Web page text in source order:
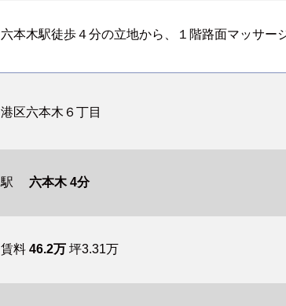
六本木駅徒歩４分の立地から、１階路面マッサー
港区六本木６丁目
駅 六本木 4分
賃料 46.2万坪3.31万